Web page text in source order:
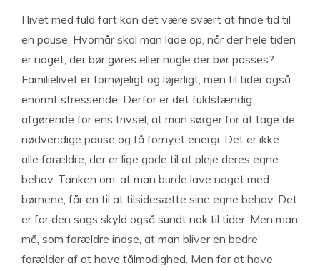
I livet med fuld fart kan det være svært at finde tid til
en pause. Hvornår skal man lade op, når der hele tiden
er noget, der bør gøres eller nogle der bør passes?
Familielivet er fornøjeligt og løjerligt, men til tider også
enormt stressende. Derfor er det fuldstændig
afgørende for ens trivsel, at man sørger for at tage de
nødvendige pause og få fornyet energi. Det er ikke
alle forældre, der er lige gode til at pleje deres egne
behov. Tanken om, at man burde lave noget med
børnene, får en til at tilsidesætte sine egne behov. Det
er for den sags skyld også sundt nok til tider. Men man
må, som forældre indse, at man bliver en bedre
forælder af at have tålmodighed. Men for at have